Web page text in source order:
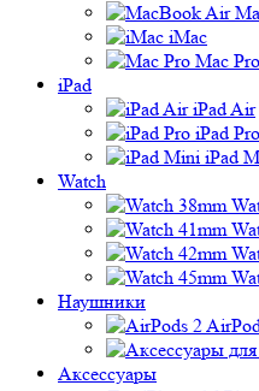
iMac
Mac Pro
iPad
iPad Air
iPad Pro
iPad
Watch
Наушники
Аксессуары